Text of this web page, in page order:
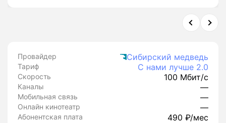
Провайдер Сибирский медведь
Тариф С нами лучше 2.0
Скорость 100 Мбит/с
Каналы —
Мобильная связь —
Онлайн кинотеатр —
Абонентская плата 490 ₽/мес